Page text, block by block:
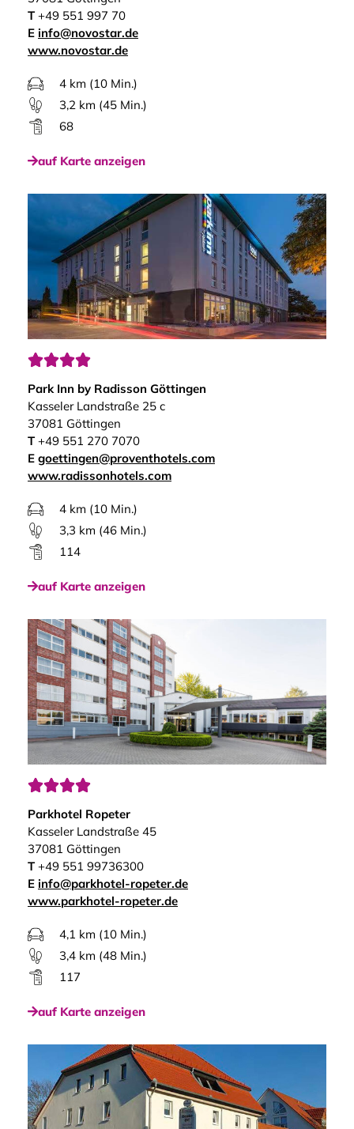
T+49 551 997 70
E info@novostar.de
www.novostar.de
4 km (10 Min.)
3,2 km (45 Min.)
68
auf Karte anzeigen

Park Inn by Radisson Göttingen
Kasseler Landstraße 25 c
37081 Göttingen
T+49 551 270 7070
E goettingen@proventhotels.com
www.radissonhotels.com
4 km (10 Min.)
3,3 km (46 Min.)
114
auf Karte anzeigen

Parkhotel Ropeter
Kasseler Landstraße 45
37081 Göttingen
T+49 551 99736300
E info@parkhotel-ropeter.de
www.parkhotel-ropeter.de
4,1 km (10 Min.)
3,4 km (48 Min.)
117
auf Karte anzeigen